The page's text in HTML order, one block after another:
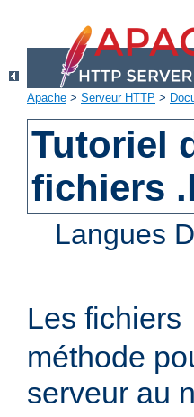
Apache > Serveur HTTP >
Tutoriel
fichiers
Langues
Les fichiers
méthode
serveur au